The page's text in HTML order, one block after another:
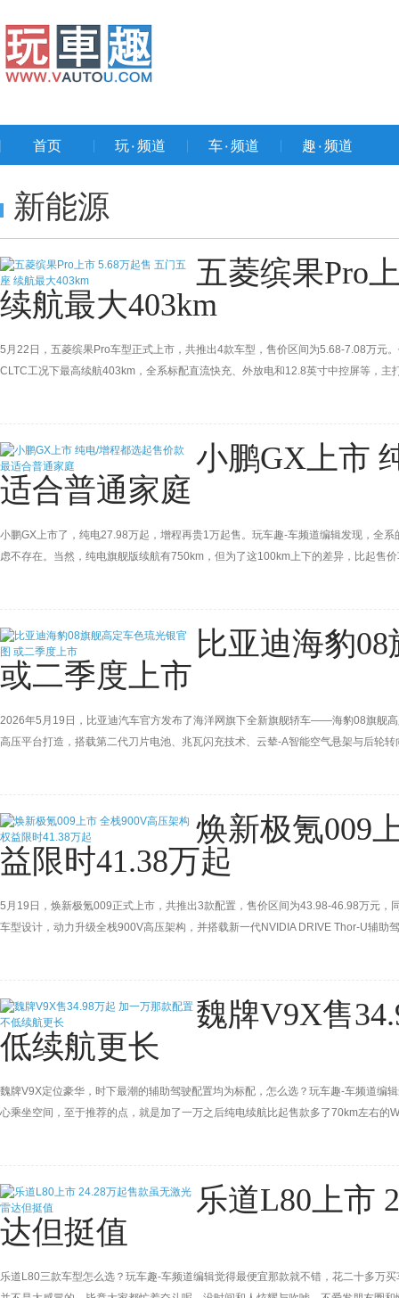
首页 玩۰频道 车۰频道 趣۰频道
新能源
五菱缤果Pro
续航最大403km
5月22日，五菱缤果Pro车型正式上市，共推出4款车型，售价区间为5.68-7.08万元
CLTC工况下最高续航403km，全系标配直流快充、外放电和12.8英寸中控屏等，主
小鹏GX上市
适合普通家庭
小鹏GX上市了，纯电27.98万起，增程再贵1万起售。玩车趣-车频道编辑发现，全
虑不存在。当然，纯电旗舰版续航有750km，但为了这100km上下的差异，比起售
比亚迪海豹
或二季度上市
2026年5月19日，比亚迪汽车官方发布了海洋网旗下全新旗舰轿车——海豹08旗舰
高压平台打造，搭载第二代刀片电池、兆瓦闪充技术、云辇-A智能空气悬架与后轮
焕新极氪009
益限时41.38万起
5月19日，焕新极氪009正式上市，共推出3款配置，售价区间为43.98-46.98万元
车型设计，动力升级全栈900V高压架构，并搭载新一代NVIDIA DRIVE Thor-U辅助
魏牌V9X售
低续航更长
魏牌V9X定位豪华，时下最潮的辅助驾驶配置均为标配，怎么选？玩车趣-车频道
心乘坐空间，至于推荐的点，就是加了一万之后纯电续航比起售款多了70km左右的
乐道L80上市
达但挺值
乐道L80三款车型怎么选？玩车趣-车频道编辑觉得最便宜那款就不错，花二十多万